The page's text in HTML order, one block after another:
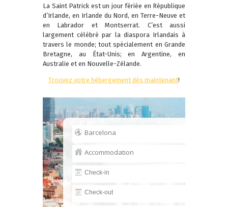
La Saint Patrick est un jour fériée en République
d’Irlande, en Irlande du Nord, en Terre-Neuve et
en Labrador et Montserrat. C’est aussi
largement célébré par la diaspora Irlandais à
travers le monde; tout spécialement en Grande
Bretagne, au État-Unis; en Argentine, en
Australie et en Nouvelle-Zélande.
Trouvez votre hébergement dès maintenant!